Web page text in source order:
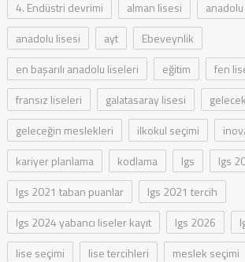
4. Endüstri devrimi alman lisesi
anadolu lisesi
ayt
Ebeveynlik
en başarılı anadolu liseleri
eğitim
fen
fransız liseleri
galatasaray lisesi
gelecek
geleceğin meslekleri
ilkokul seçimi
kariyer planlama
kodlama lgs lgs
lgs 2021 taban puanlar
lgs 2021 tercih
lgs 2024 yabancı liseler kayıt
lgs 2026
lise seçimi
lise tercihleri meslek seçimi